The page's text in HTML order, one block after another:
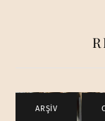
ARŞİV